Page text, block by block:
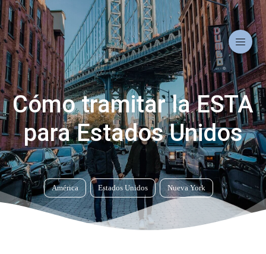
América Estados Unidos Nueva York
Cómo tramitar la ESTA
para Estados Unidos